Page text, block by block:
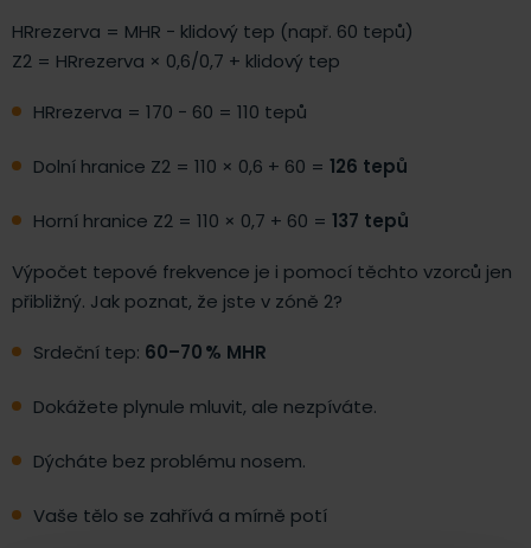
HRrezerva = MHR − klidový tep (např. 60 tepů)
Z2 = HRrezerva × 0,6/0,7 + klidový tep
HRrezerva = 170 − 60 = 110 tepů
Dolní hranice Z2 = 110 × 0,6 + 60 = 126 tepů
Horní hranice Z2 = 110 × 0,7 + 60 = 137 tepů
Výpočet tepové frekvence je i pomocí těchto vzorců jen
přibližný. Jak poznat, že jste v zóně 2?
Srdeční tep: 60–70 % MHR
Dokážete plynule mluvit, ale nezpíváte.
Dýcháte bez problému nosem.
Vaše tělo se zahřívá a mírně potí